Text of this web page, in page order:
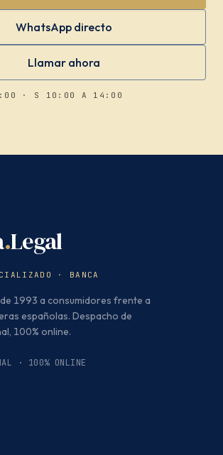
WhatsApp directo
Llamar ahora
· S 10:00 A 14:00
.Legal
· BANCA
1993 a consumidores frente a
españolas. Despacho de
100% online.
· 100% ONLINE